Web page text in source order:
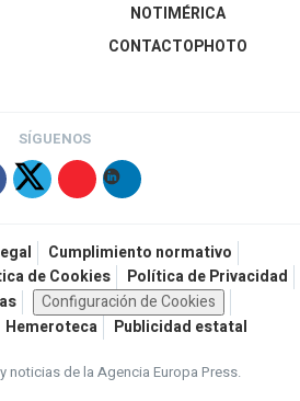
NOTIMÉRICA
CONTACTOPHOTO
SÍGUENOS
Cumplimiento normativo
de Cookies
Política de Privacidad
Configuración de Cookies
Hemeroteca Publicidad estatal
noticias de la Agencia Europa Press.